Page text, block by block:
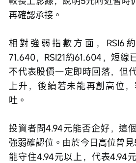
再確認承接。
相對強弱指數方面，RSI6約
71.640，RSI21約61.604，短線
不代表股價一定即時回落，但
上升，後續若未能再創高位
吐。
投資者問4.94元能否企好，這
強弱確認位。由於今日高位曾
能守住4.94元以上，代表4.94